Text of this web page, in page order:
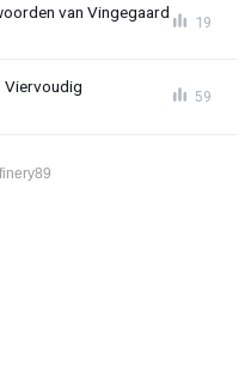
van Vingegaard
19
Viervoudig
59